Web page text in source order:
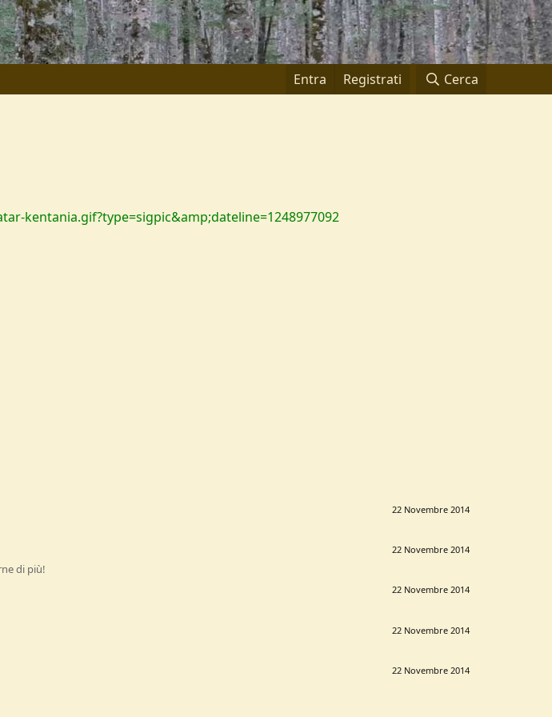
Entra Registrati Cerca
kentania.gif?type=sigpic&amp;dateline=1248977092
22 Novembre 2014
22 Novembre 2014
di più!
22 Novembre 2014
22 Novembre 2014
22 Novembre 2014